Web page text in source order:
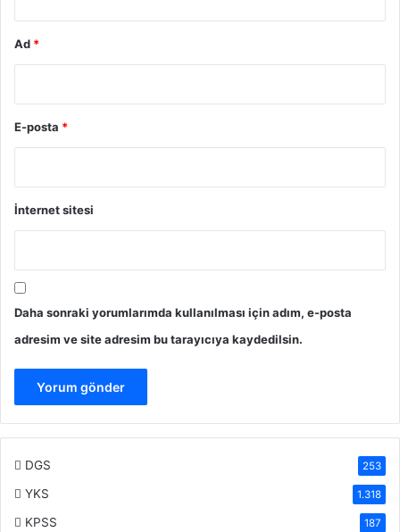
Ad *
E-posta *
İnternet sitesi
Daha sonraki yorumlarımda kullanılması için adım, e-posta
adresim ve site adresim bu tarayıcıya kaydedilsin.
DGS 253
YKS 1.318
KPSS 187